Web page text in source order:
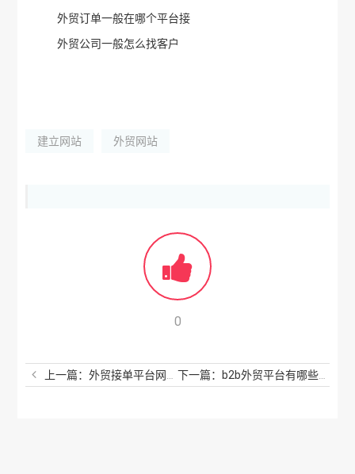
外贸订单一般在哪个平台接
外贸公司一般怎么找客户
建立网站 外贸网站
0
上一篇：外贸接单平台网站有哪些？外贸订单一般在哪个平台接?